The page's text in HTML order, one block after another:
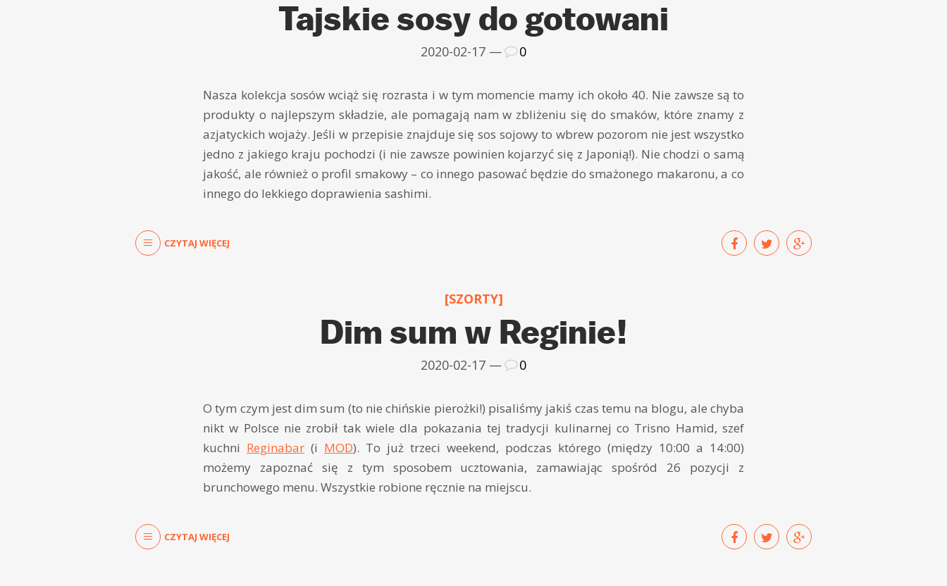
Tajskie sosy do gotowani
2020-02-17 — 0
Nasza kolekcja sosów wciąż się rozrasta i w tym momencie mamy ich około 40. Nie zawsze są to
produkty o najlepszym składzie, ale pomagają nam w zbliżeniu się do smaków, które znamy z
azjatyckich wojaży. Jeśli w przepisie znajduje się sos sojowy to wbrew pozorom nie jest wszystko
jedno z jakiego kraju pochodzi (i nie zawsze powinien kojarzyć się z Japonią!). Nie chodzi o samą
jakość, ale również o profil smakowy – co innego pasować będzie do smażonego makaronu, a co
innego do lekkiego doprawienia sashimi.
CZYTAJ WIĘCEJ
[SZORTY]
Dim sum w Reginie!
2020-02-17 — 0
O tym czym jest dim sum (to nie chińskie pierożki!) pisaliśmy jakiś czas temu na blogu, ale chyba
nikt w Polsce nie zrobił tak wiele dla pokazania tej tradycji kulinarnej co Trisno Hamid, szef
kuchni Reginabar (i MOD). To już trzeci weekend, podczas którego (między 10:00 a 14:00)
możemy zapoznać się z tym sposobem ucztowania, zamawiając spośród 26 pozycji z
brunchowego menu. Wszystkie robione ręcznie na miejscu.
CZYTAJ WIĘCEJ